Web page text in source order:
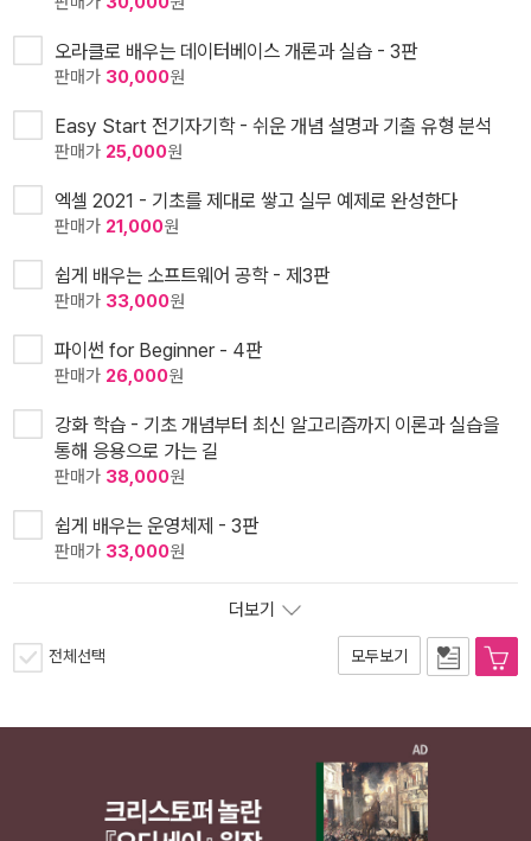
오라클로 배우는 데이터베이스 개론과 실습 - 3판
판매가 30,000원
Easy Start 전기자기학 - 쉬운 개념 설명과 기출 유형 분석
판매가 25,000원
엑셀 2021 - 기초를 제대로 쌓고 실무 예제로 완성한다
판매가 21,000원
쉽게 배우는 소프트웨어 공학 - 제3판
판매가 33,000원
파이썬 for Beginner - 4판
판매가 26,000원
강화 학습 - 기초 개념부터 최신 알고리즘까지 이론과 실습을
통해 응용으로 가는 길
판매가 38,000원
쉽게 배우는 운영체제 - 3판
판매가 33,000원
더보기
전체선택 모두보기